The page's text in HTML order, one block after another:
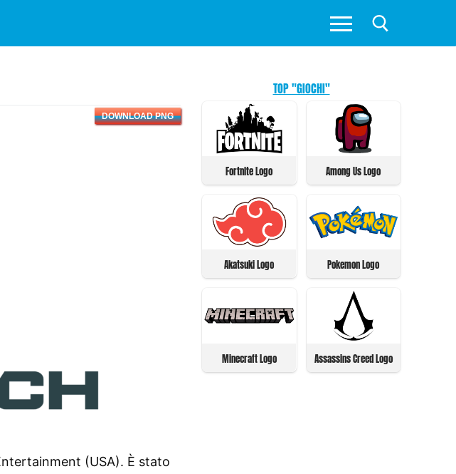
DOWNLOAD PNG
(USA). È stato
TOP "GIOCHI"
Fortnite Logo Among Us Logo
Akatsuki Logo Pokemon Logo
Minecraft Logo Assassins Creed Logo